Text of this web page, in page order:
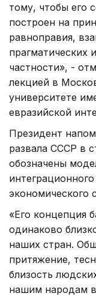
тому, чтобы его
построен на
равноправия,
прагматических
частности», -
лекцией в
университете
евразийской
Президент
развала СССР в
обозначены
экономического
«Его концепция
одинаково
наших стран.
притяжение,
близость
нашим народам